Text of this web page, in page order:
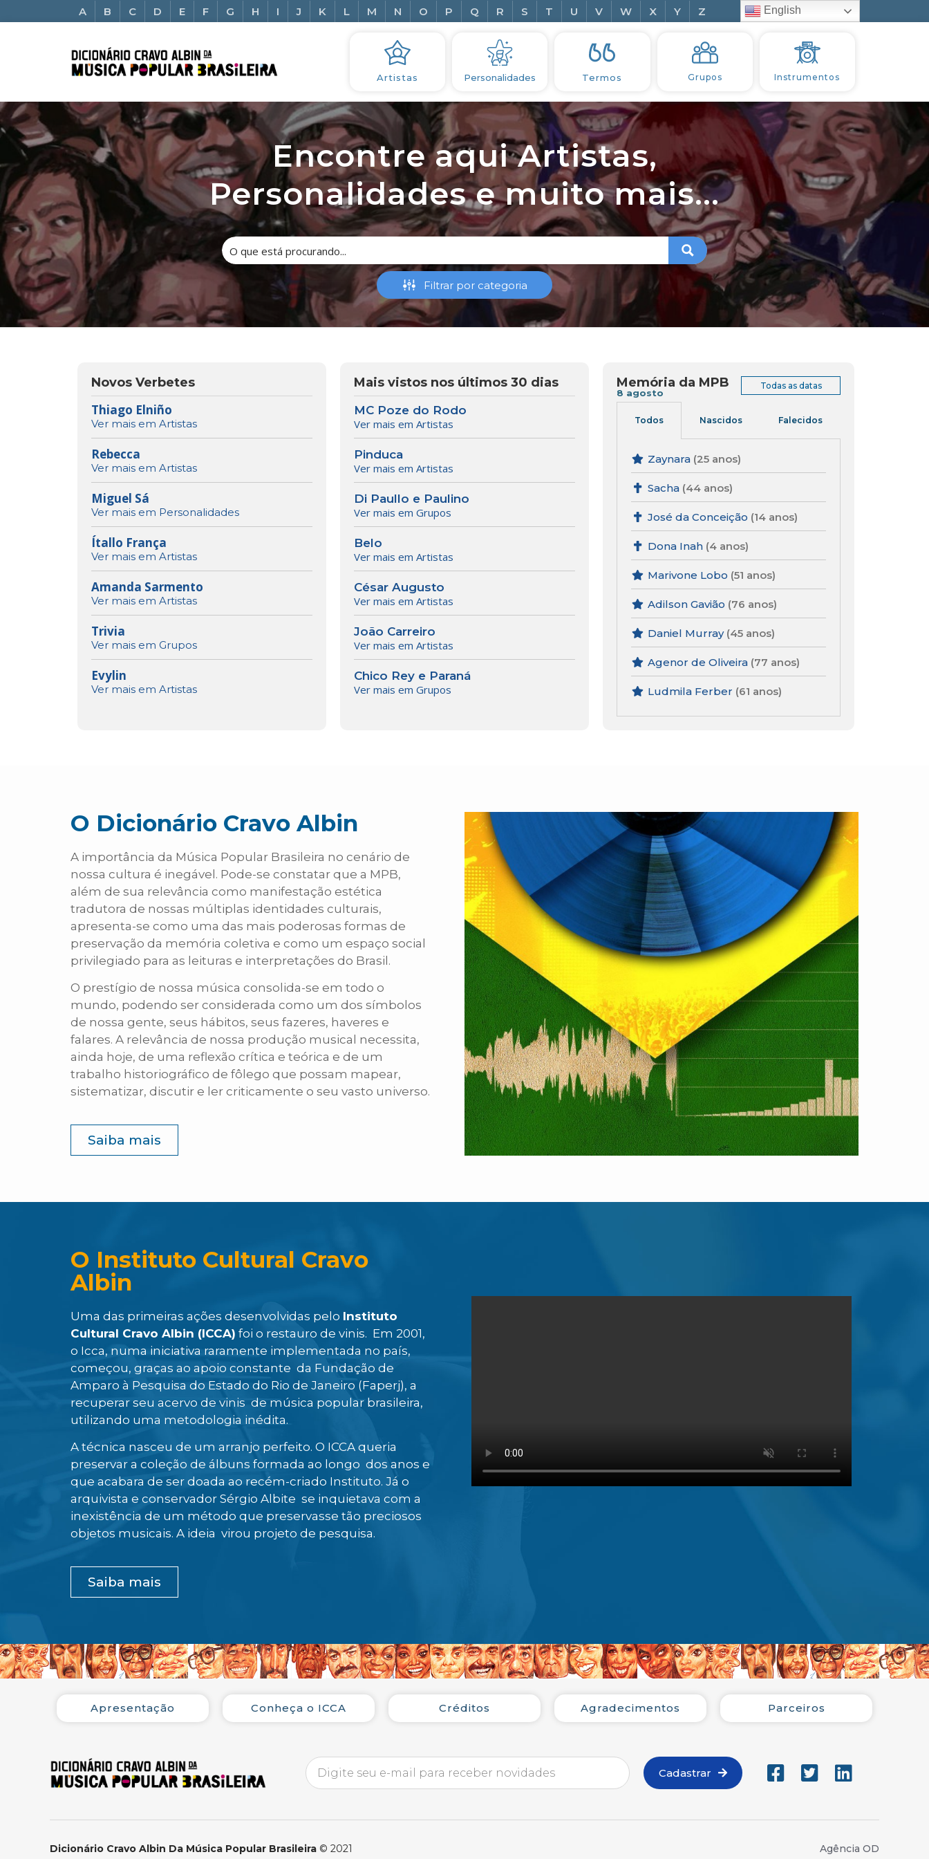
A B C D E F G H I J K L M N O P Q R S T U V W X Y Z English
Artistas Personalidades Termos Grupos Instrumentos
Encontre aqui Artistas,
Personalidades e muito mais...
Novos Verbetes
Thiago Elniño
Ver mais em Artistas
Rebecca
Ver mais em Artistas
Miguel Sá
Ver mais em Personalidades
Ítallo França
Ver mais em Artistas
Amanda Sarmento
Ver mais em Artistas
Trivia
Ver mais em Grupos
Evylin
Ver mais em Artistas
Mais vistos nos últimos 30 dias
MC Poze do Rodo
Ver mais em Artistas
Pinduca
Ver mais em Artistas
Di Paullo e Paulino
Ver mais em Grupos
Belo
Ver mais em Artistas
César Augusto
Ver mais em Artistas
João Carreiro
Ver mais em Artistas
Chico Rey e Paraná
Ver mais em Grupos
Memória da MPB
8 agosto
Todas as datas
Todos Nascidos Falecidos
Zaynara (25 anos)
Sacha (44 anos)
José da Conceição (14 anos)
Dona Inah (4 anos)
Marivone Lobo (51 anos)
Adilson Gavião (76 anos)
Daniel Murray (45 anos)
Agenor de Oliveira (77 anos)
Ludmila Ferber (61 anos)
Guilherme Godoy(25 anos)
O Dicionário Cravo Albin
A importância da Música Popular Brasileira no cenário de
nossa cultura é inegável. Pode-se constatar que a MPB,
além de sua relevância como manifestação estética
tradutora de nossas múltiplas identidades culturais,
apresenta-se como uma das mais poderosas formas de
preservação da memória coletiva e como um espaço social
privilegiado para as leituras e interpretações do Brasil.
O prestígio de nossa música consolida-se em todo o
mundo, podendo ser considerada como um dos símbolos
de nossa gente, seus hábitos, seus fazeres, haveres e
falares. A relevância de nossa produção musical necessita,
ainda hoje, de uma reflexão crítica e teórica e de um
trabalho historiográfico de fôlego que possam mapear,
sistematizar, discutir e ler criticamente o seu vasto universo.
Saiba mais
O Instituto Cultural Cravo
Albin
Uma das primeiras ações desenvolvidas pelo Instituto
Cultural Cravo Albin (ICCA) foi o restauro de vinis. Em 2001,
o Icca, numa iniciativa raramente implementada no país,
começou, graças ao apoio constante da Fundação de
Amparo à Pesquisa do Estado do Rio de Janeiro (Faperj), a
recuperar seu acervo de vinis de música popular brasileira,
utilizando uma metodologia inédita.
A técnica nasceu de um arranjo perfeito. O ICCA queria
preservar a coleção de álbuns formada ao longo dos anos e
que acabara de ser doada ao recém-criado Instituto. Já o
arquivista e conservador Sérgio Albite se inquietava com a
inexistência de um método que preservasse tão preciosos
objetos musicais. A ideia virou projeto de pesquisa.
Saiba mais
Apresentação Conheça o ICCA Créditos Agradecimentos Parceiros
Cadastrar
Dicionário Cravo Albin Da Música Popular Brasileira © 2021 Agência OD